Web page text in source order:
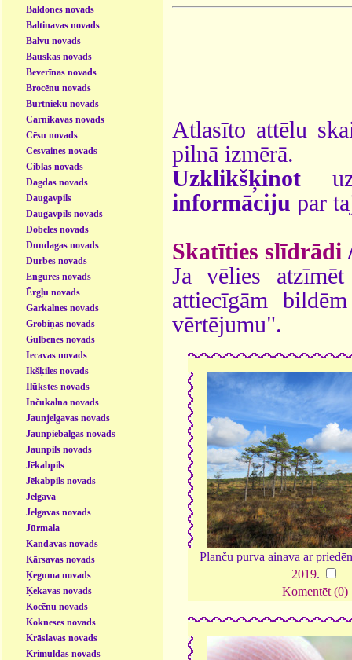
Baldones novads
Baltinavas novads
Balvu novads
Bauskas novads
Beverīnas novads
Brocēnu novads
Burtnieku novads
Carnikavas novads
Cēsu novads
Cesvaines novads
Ciblas novads
Dagdas novads
Daugavpils
Daugavpils novads
Dobeles novads
Dundagas novads
Durbes novads
Engures novads
Ērgļu novads
Garkalnes novads
Grobiņas novads
Gulbenes novads
Iecavas novads
Ikšķiles novads
Ilūkstes novads
Inčukalna novads
Jaunjelgavas novads
Jaunpiebalgas novads
Jaunpils novads
Jēkabpils
Jēkabpils novads
Jelgava
Jelgavas novads
Jūrmala
Kandavas novads
Kārsavas novads
Ķeguma novads
Ķekavas novads
Kocēnu novads
Kokneses novads
Krāslavas novads
Krimuldas novads
Atlasīto attēlu
pilnā izmērā.
Uzklikšķinot
informāciju par
Skatīties slīdrādi
Ja vēlies
attiecīgām
vērtējumu".
Planču purva ainava ar
2019.
Komentēt (0)